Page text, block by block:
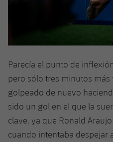
Parecía el punto de
pero sólo tres minutos más
golpeado de nuevo
sido un gol en el que la
clave, ya que Ronald
cuando intentaba despejar